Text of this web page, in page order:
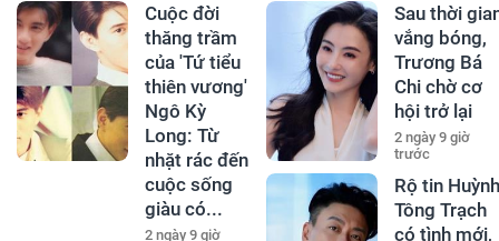
Cuộc đời
thăng trầm
của 'Tứ tiểu
thiên vương'
Ngô Kỳ
Long: Từ
nhặt rác đến
cuộc sống
giàu có...
2 ngày 9 giờ
Sau thời
vắng bóng,
Trương Bá
Chi chờ cơ
hội trở lại
2 ngày 9 giờ
trước
Rộ tin Huỳnh
Tông Trạch
có tình mới,